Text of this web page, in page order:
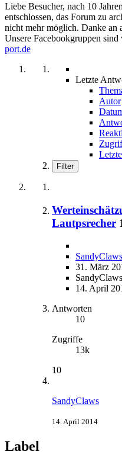
Liebe Besucher, nach 10
entschlossen, das Forum zu
nicht mehr möglich. Danke an
Unsere Facebookgruppen
port.de
Letzte
Autor
Filter
Lautpsrecher
SandyClaws
31. März
SandyClaws
14. April
Antworten
10
Zugriffe
13k
10
SandyClaws
14. April 2014
Label